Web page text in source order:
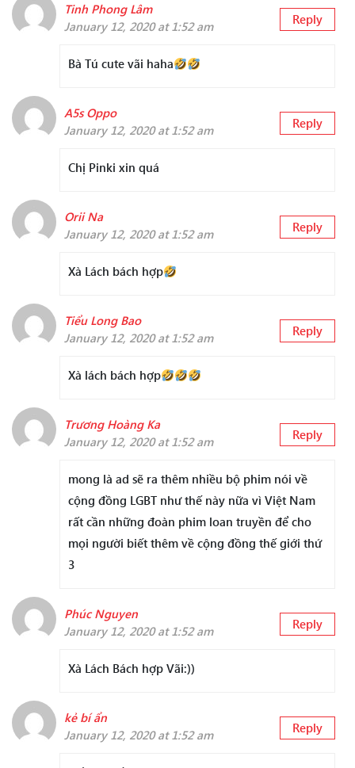
Tinh Phong Lâm
January 12, 2020 at 1:52 am
Reply
Bà Tú cute vãi haha
A5s Oppo
January 12, 2020 at 1:52 am
Reply
Chị Pinki xin quá
Orii Na
January 12, 2020 at 1:52 am
Reply
Xà Lách bách hợp
Tiểu Long Bao
January 12, 2020 at 1:52 am
Reply
Xà lách bách hợp
Trương Hoàng Ka
January 12, 2020 at 1:52 am
Reply
mong là ad sẽ ra thêm nhiều bộ phim nói về
cộng đồng LGBT như thế này nữa vì Việt Nam
rất cần những đoàn phim loan truyền để cho
mọi người biết thêm về cộng đồng thế giới thứ
3
Phúc Nguyen
January 12, 2020 at 1:52 am
Reply
Xà Lách Bách hợp Vãi:))
kẻ bí ẩn
January 12, 2020 at 1:52 am
Reply